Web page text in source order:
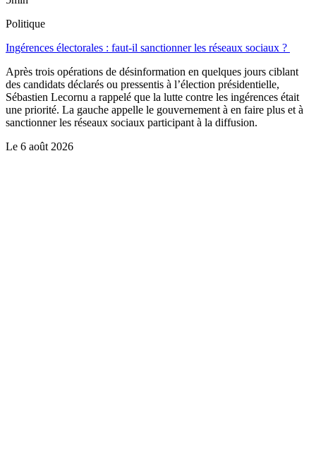
Politique
Ingérences électorales : faut-il sanctionner les réseaux sociaux ?
Après trois opérations de désinformation en quelques jours ciblant
des candidats déclarés ou pressentis à l’élection présidentielle,
Sébastien Lecornu a rappelé que la lutte contre les ingérences était
une priorité. La gauche appelle le gouvernement à en faire plus et à
sanctionner les réseaux sociaux participant à la diffusion.
Le 6 août 2026